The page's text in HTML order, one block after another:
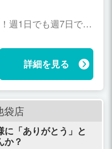
指名も返しやすい！
ターゲットで触られ
スだけで稼いでいた
指名料バック ・90
ョンバック＋指名料
円＋オプションバ
さらに経験者はここ
せていただきますの
※全額
も指名バック ※オプ
ないは自由に選べま
週1日でも週7日でも
出勤」も喜んで対応
大丈夫です！ 1日3
題ありません！本当
間を決めて下さいま
詳細を見る
店
「ありがとう」と
か？